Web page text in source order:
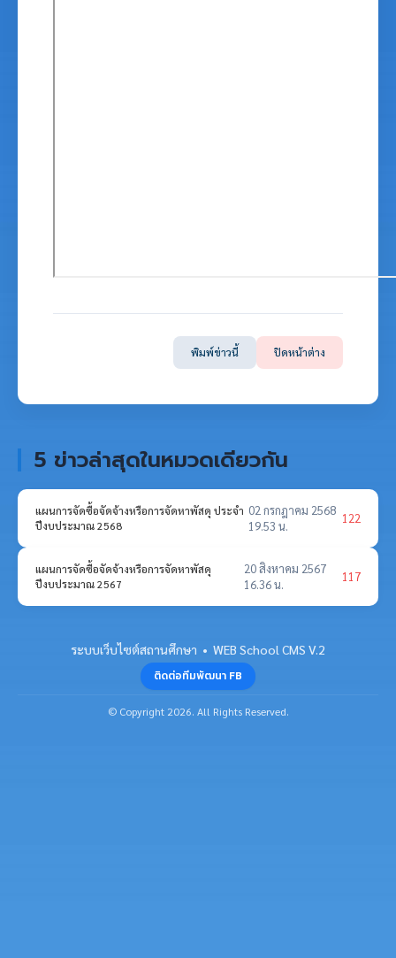
พิมพ์ข่าวนี้ ปิดหน้าต่าง
5 ข่าวล่าสุดในหมวดเดียวกัน
แผนการจัดซื้อจัดจ้างหรือการจัดหาพัสดุ ประจำ
ปีงบประมาณ 2568
02 กรกฎาคม 2568
19.53 น.
122
แผนการจัดซื้อจัดจ้างหรือการจัดหาพัสดุ
ปีงบประมาณ 2567
20 สิงหาคม 2567
16.36 น.
117
ระบบเว็บไซต์สถานศึกษา • WEB School CMS V.2
ติดต่อทีมพัฒนา FB
© Copyright 2026. All Rights Reserved.